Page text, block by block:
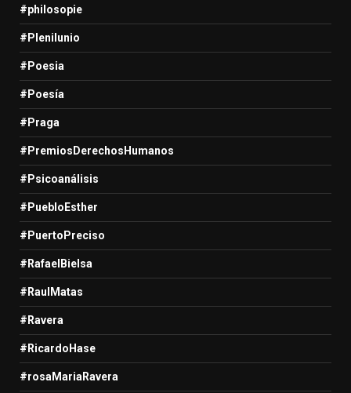
#philosopie
#Plenilunio
#Poesia
#Poesía
#Praga
#PremiosDerechosHumanos
#Psicoanálisis
#PuebloEsther
#PuertoPreciso
#RafaelBielsa
#RaulMatas
#Ravera
#RicardoHase
#rosaMariaRavera